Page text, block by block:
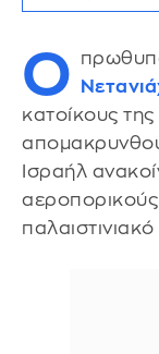
Ο
κατοίκους
Ισραήλ